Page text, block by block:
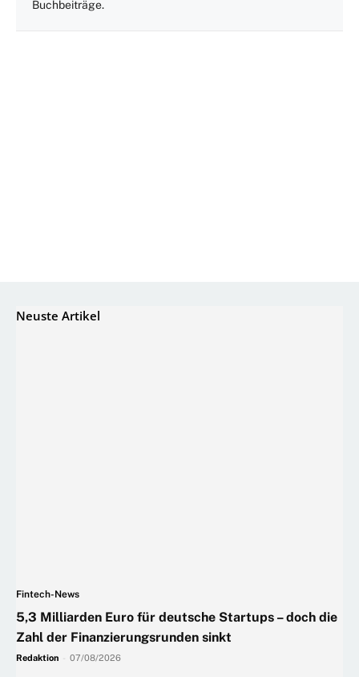
Buchbeiträge.
Neuste Artikel
Fintech-News
5,3 Milliarden Euro für deutsche Startups – doch die
Zahl der Finanzierungsrunden sinkt
Redaktion 07/08/2026